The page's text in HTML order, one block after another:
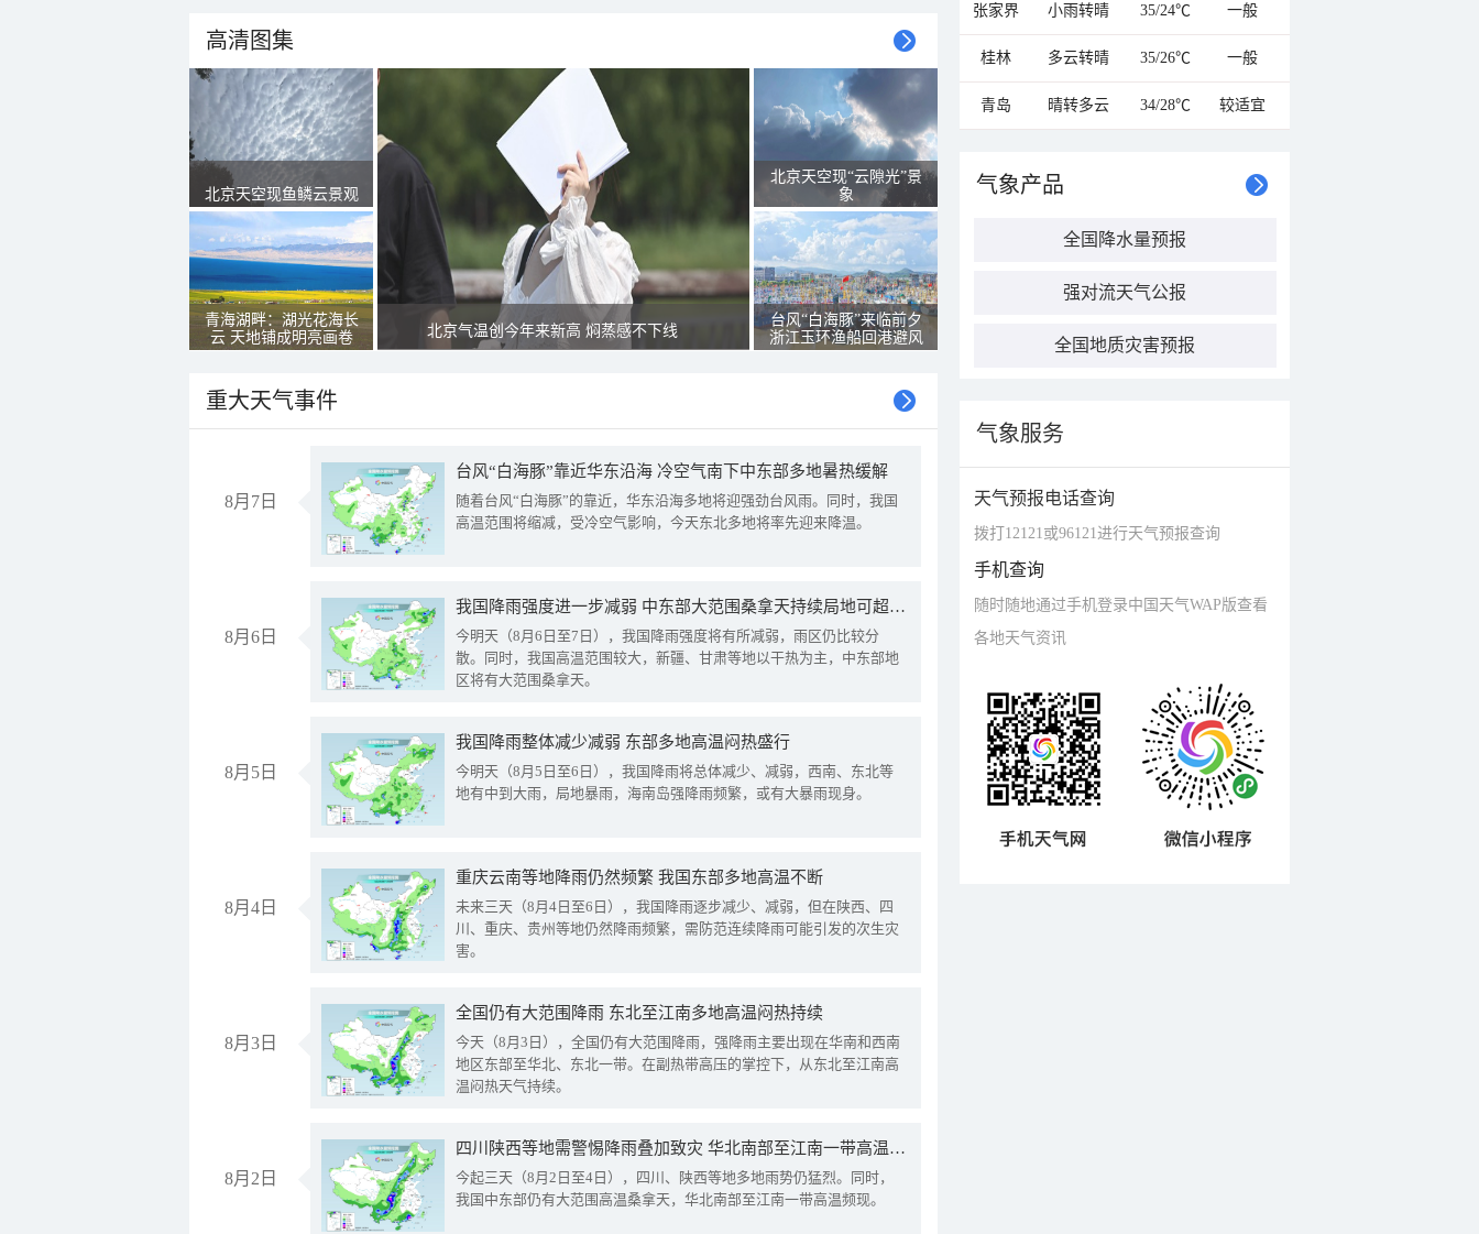
高清图集
北京天空现鱼鳞云景观
青海湖畔：湖光花海长
云 天地铺成明亮画卷
北京气温创今年来新高 焖蒸感不下线
北京天空现“云隙光”景
象
台风“白海豚”来临前夕
浙江玉环渔船回港避风
重大天气事件
8月7日
台风“白海豚”靠近华东沿海 冷空气南下中东部多地暑热缓解
随着台风“白海豚”的靠近，华东沿海多地将迎强劲台风雨。同时，我国
高温范围将缩减，受冷空气影响，今天东北多地将率先迎来降温。
8月6日
我国降雨强度进一步减弱 中东部大范围桑拿天持续局地可超38℃
今明天（8月6日至7日），我国降雨强度将有所减弱，雨区仍比较分
散。同时，我国高温范围较大，新疆、甘肃等地以干热为主，中东部地
区将有大范围桑拿天。
8月5日
我国降雨整体减少减弱 东部多地高温闷热盛行
今明天（8月5日至6日），我国降雨将总体减少、减弱，西南、东北等
地有中到大雨，局地暴雨，海南岛强降雨频繁，或有大暴雨现身。
8月4日
重庆云南等地降雨仍然频繁 我国东部多地高温不断
未来三天（8月4日至6日），我国降雨逐步减少、减弱，但在陕西、四
川、重庆、贵州等地仍然降雨频繁，需防范连续降雨可能引发的次生灾
害。
8月3日
全国仍有大范围降雨 东北至江南多地高温闷热持续
今天（8月3日），全国仍有大范围降雨，强降雨主要出现在华南和西南
地区东部至华北、东北一带。在副热带高压的掌控下，从东北至江南高
温闷热天气持续。
8月2日
四川陕西等地需警惕降雨叠加致灾 华北南部至江南一带高温频现
今起三天（8月2日至4日），四川、陕西等地多地雨势仍猛烈。同时，
我国中东部仍有大范围高温桑拿天，华北南部至江南一带高温频现。
张家界 小雨转晴 35/24℃ 一般
桂林 多云转晴 35/26℃ 一般
青岛 晴转多云 34/28℃ 较适宜
气象产品
全国降水量预报
强对流天气公报
全国地质灾害预报
气象服务
天气预报电话查询
拨打12121或96121进行天气预报查询
手机查询
随时随地通过手机登录中国天气WAP版查看
各地天气资讯